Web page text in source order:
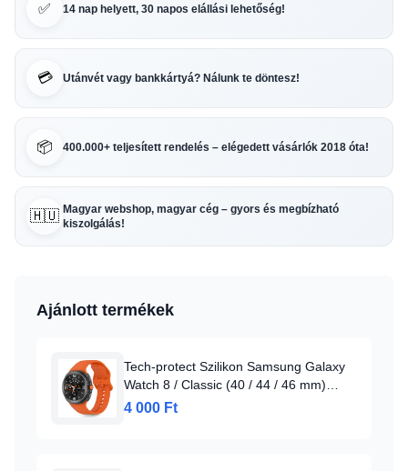
✅ 14 nap helyett, 30 napos elállási lehetőség!
💳 Utánvét vagy bankkártyá? Nálunk te döntesz!
📦 400.000+ teljesített rendelés – elégedett vásárlók 2018 óta!
🇭🇺 Magyar webshop, magyar cég – gyors és megbízható
kiszolgálás!
Ajánlott termékek
Tech-protect Szilikon Samsung Galaxy
Watch 8 / Classic (40 / 44 / 46 mm)
Napkitörés Narancs
4 000 Ft